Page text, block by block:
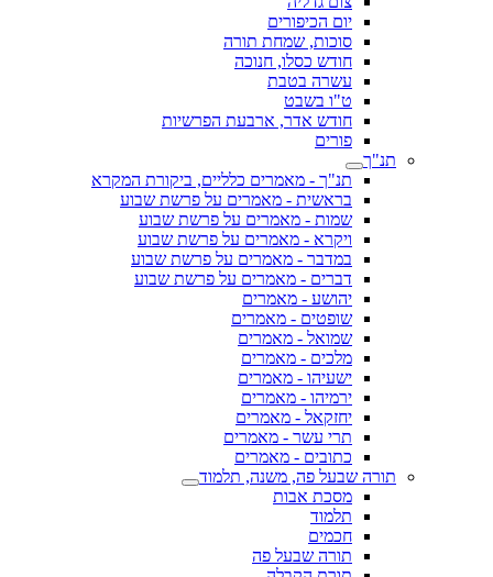
יום הכיפורים
סוכות, שמחת תורה
חודש כסלו, חנוכה
עשרה בטבת
ט"ו בשבט
חודש אדר, ארבעת הפרשיות
פורים
תנ"ך
תנ"ך - מאמרים כלליים, ביקורת המקרא
בראשית - מאמרים על פרשת שבוע
שמות - מאמרים על פרשת שבוע
ויקרא - מאמרים על פרשת שבוע
במדבר - מאמרים על פרשת שבוע
דברים - מאמרים על פרשת שבוע
יהושע - מאמרים
שופטים - מאמרים
שמואל - מאמרים
מלכים - מאמרים
ישעיהו - מאמרים
ירמיהו - מאמרים
יחזקאל - מאמרים
תרי עשר - מאמרים
כתובים - מאמרים
תורה שבעל פה, משנה, תלמוד
מסכת אבות
תלמוד
חכמים
תורה שבעל פה